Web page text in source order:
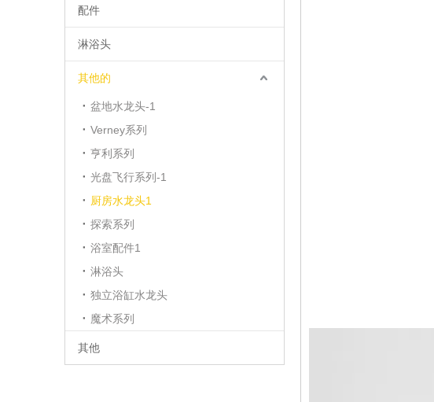
配件
淋浴头
其他的
盆地水龙头-1
Verney系列
亨利系列
光盘飞行系列-1
厨房水龙头1
探索系列
浴室配件1
淋浴头
独立浴缸水龙头
魔术系列
其他